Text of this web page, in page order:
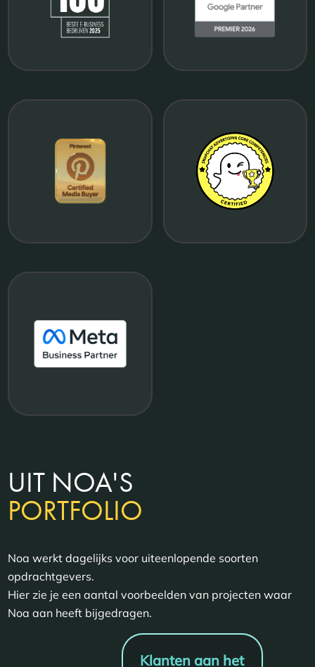
UIT NOA'S
PORTFOLIO
Noa werkt dagelijks voor uiteenlopende soorten
opdrachtgevers.
Hier zie je een aantal voorbeelden van projecten waar
Noa aan heeft bijgedragen.
Klanten aan het